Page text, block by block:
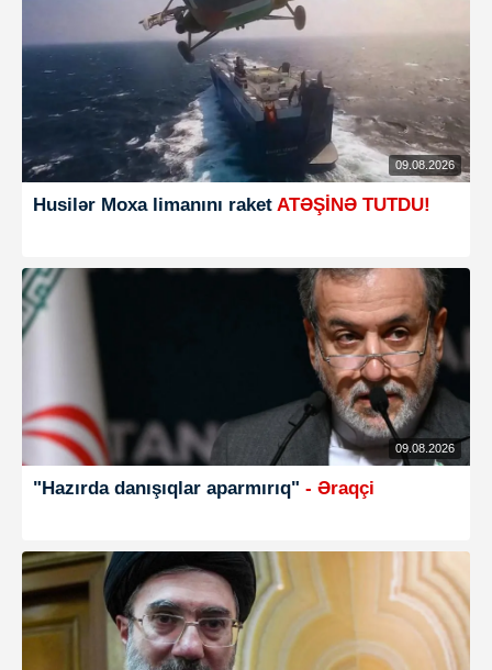
09.08.2026
Husilər Moxa limanını raket ATƏŞİNƏ TUTDU!
09.08.2026
"Hazırda danışıqlar aparmırıq" - Əraqçi